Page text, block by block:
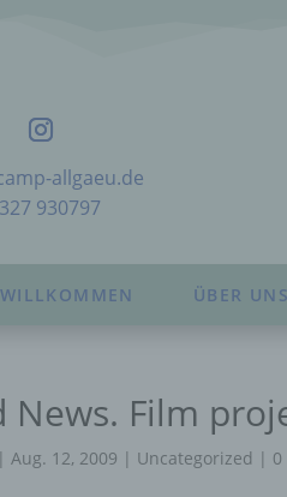
allgaeu.de
930797
WILLKOMMEN ÜBER UNS
News. Film
|Aug. 12, 2009 | Uncategorized |